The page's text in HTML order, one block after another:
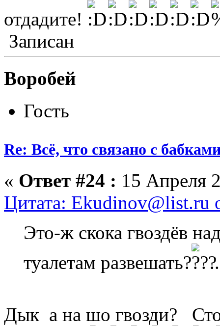
отдадите!
Записан
Воробей
Гость
Re: Всё, что связано с
« Ответ #24 : 15 Апреля
Цитата: Ekudinov@list.ru
Это-ж скока гвоздёв
туалетам развешать?
Дык а на шо гвозди?